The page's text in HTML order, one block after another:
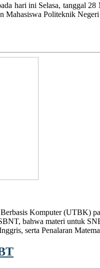
hari ini Selasa, tanggal
Politeknik
Komputer (UTBK)
bahwa materi untuk
serta Penalaran